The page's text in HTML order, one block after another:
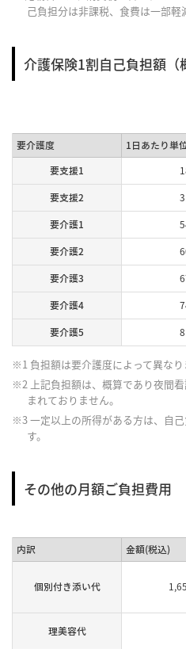
己負担分は非課税、食費は一部軽
介護保険1割自己負担額（
要介護度 1日あたり単
要支援1
要支援2
要介護1
要介護2
要介護3
要介護4
要介護5
※1 負担額は要介護度によって異なり
※2 上記負担額は、概算であり夜間
まれておりません。
※3 一定以上の所得がある方は、自
す。
その他の月額ご負担費用
内訳 金額(税込)
個別付き添い代
理美容代